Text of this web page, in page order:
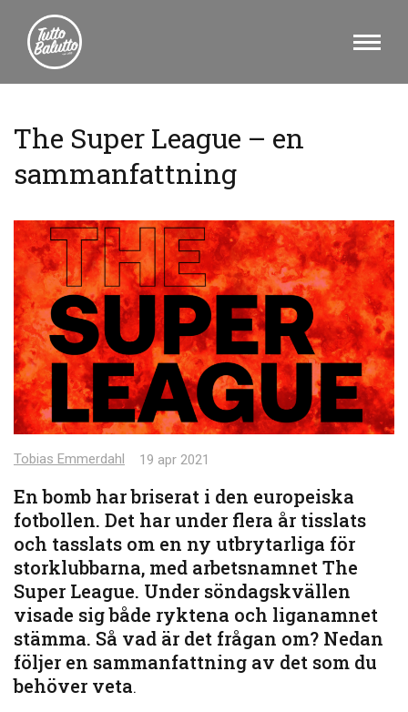
The Super League – en
sammanfattning
Tobias Emmerdahl 19 apr 2021
En bomb har briserat i den europeiska
fotbollen. Det har under flera år tisslats
och tasslats om en ny utbrytarliga för
storklubbarna, med arbetsnamnet The
Super League. Under söndagskvällen
visade sig både ryktena och liganamnet
stämma. Så vad är det frågan om? Nedan
följer en sammanfattning av det som du
behöver veta.